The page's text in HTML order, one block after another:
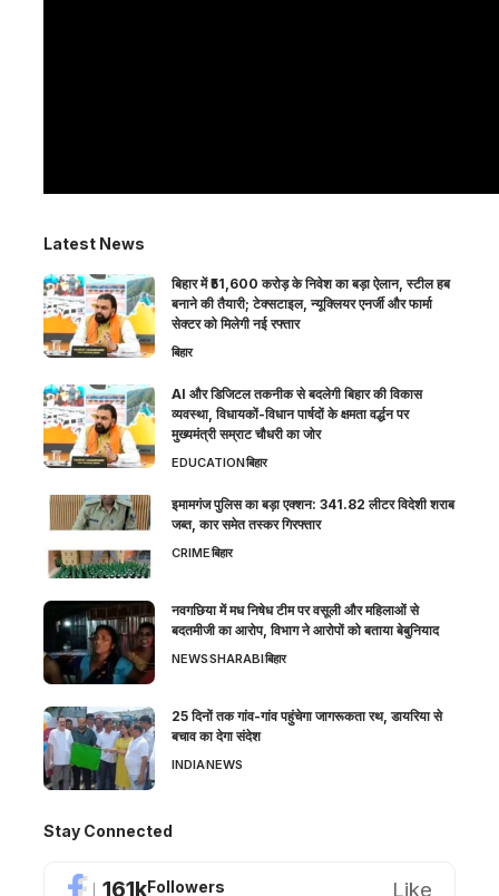
Latest News
बिहार में ₹51,600 करोड़ के निवेश का बड़ा ऐलान, स्टील हब
बनाने की तैयारी; टेक्सटाइल, न्यूक्लियर एनर्जी और फार्मा
सेक्टर को मिलेगी नई रफ्तार
बिहार
AI और डिजिटल तकनीक से बदलेगी बिहार की विकास
व्यवस्था, विधायकों-विधान पार्षदों के क्षमता वर्द्धन पर
मुख्यमंत्री सम्राट चौधरी का जोर
EDUCATIONबिहार
इमामगंज पुलिस का बड़ा एक्शन: 341.82 लीटर विदेशी शराब
जब्त, कार समेत तस्कर गिरफ्तार
CRIMEबिहार
नवगछिया में मध निषेध टीम पर वसूली और महिलाओं से
बदतमीजी का आरोप, विभाग ने आरोपों को बताया बेबुनियाद
NEWSSHARABIबिहार
25 दिनों तक गांव-गांव पहुंचेगा जागरूकता रथ, डायरिया से
बचाव का देगा संदेश
INDIANEWS
Stay Connected
161kFollowers Like